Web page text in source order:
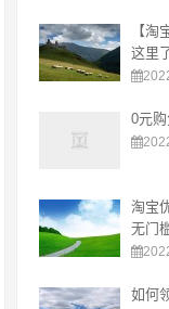
【
这里
0元购
淘宝
无门
如何